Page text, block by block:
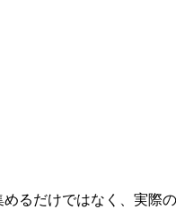
るだけではなく、実際